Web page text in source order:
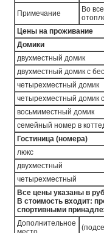
Примечание
Во
Цены на проживание
Домики
двухместный домик
двухместный домик с
четырехместный домик
четырехместный домик
восьмиместный домик
семейный номер в
Гостиница (номера)
люкс
двухместный
четырехместный
Все цены указаны в
В стоимость входит:
спортивными
Дополнительное